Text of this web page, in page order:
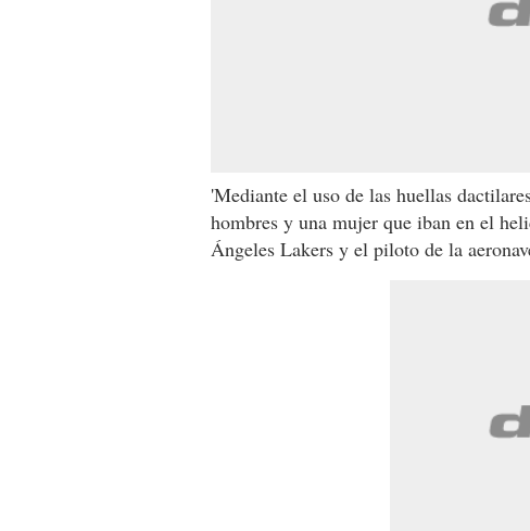
'Mediante el uso de las huellas
hombres y una mujer que iban en el
Ángeles Lakers y el piloto de la